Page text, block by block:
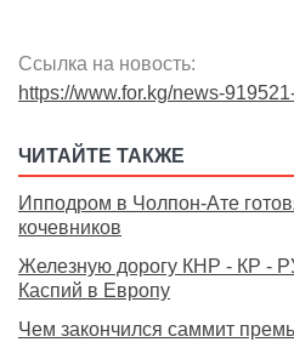
Ссылка на новость:
https://www.for.kg/news-
ЧИТАЙТЕ ТАКЖЕ
Ипподром в Чолпон-Ате
кочевников
Железную дорогу КНР - КР -
Каспий в Европу
Чем закончился саммит